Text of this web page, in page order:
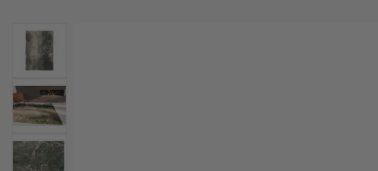
Vloerkleed Mad Men 8723 - 200 x 280 cm